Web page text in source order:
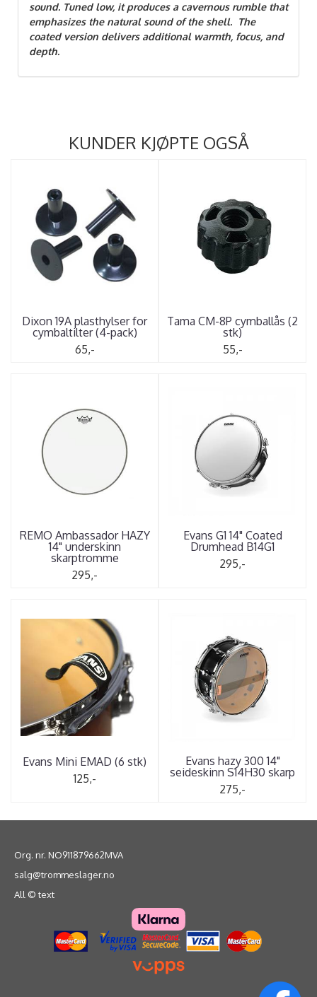
sound. Tuned low, it produces a cavernous rumble that
emphasizes the natural sound of the shell. The
coated version delivers additional warmth, focus, and
depth.
KUNDER KJØPTE OGSÅ
Dixon 19A plasthylser for
cymbaltilter (4-pack)
65,-
Tama CM-8P cymballås (2
stk)
55,-
REMO Ambassador HAZY
14" underskinn
skarptromme
295,-
Evans G1 14" Coated
Drumhead B14G1
295,-
Evans Mini EMAD (6 stk)
125,-
Evans hazy 300 14"
seideskinn S14H30 skarp
275,-
Org. nr. NO911879662MVA
salg@trommeslager.no
All © text